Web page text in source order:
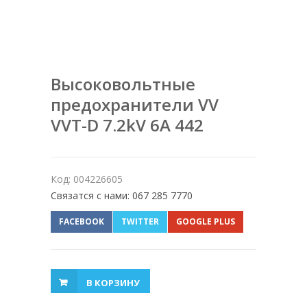
Высоковольтные
предохранители VV
VVT-D 7.2kV 6A 442
Код: 004226605
Связатся с нами: 067 285 7770
FACEBOOK TWITTER GOOGLE PLUS
В КОРЗИНУ